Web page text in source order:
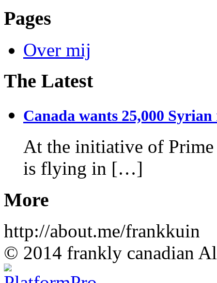
Pages
Over mij
The Latest
Canada wants 25,000 Syrian
At the initiative of Prime
is flying in […]
More
http://about.me/frankkuin
© 2014 frankly canadian